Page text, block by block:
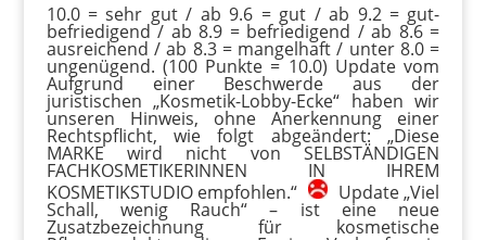
10.0 = sehr gut / ab 9.6 = gut / ab 9.2 = gut-
befriedigend / ab 8.9 = befriedigend / ab 8.6 =
ausreichend / ab 8.3 = mangelhaft / unter 8.0 =
ungenügend. (100 Punkte = 10.0) Update vom
Aufgrund einer Beschwerde aus der
juristischen „Kosmetik-Lobby-Ecke“ haben wir
unseren Hinweis, ohne Anerkennung einer
Rechtspflicht, wie folgt abgeändert: „Diese
MARKE wird nicht von SELBSTÄNDIGEN
FACHKOSMETIKERINNEN IN IHREM
KOSMETIKSTUDIO empfohlen.“
Update „Viel
Schall, wenig Rauch“ – ist eine neue
Zusatzbezeichnung für kosmetische